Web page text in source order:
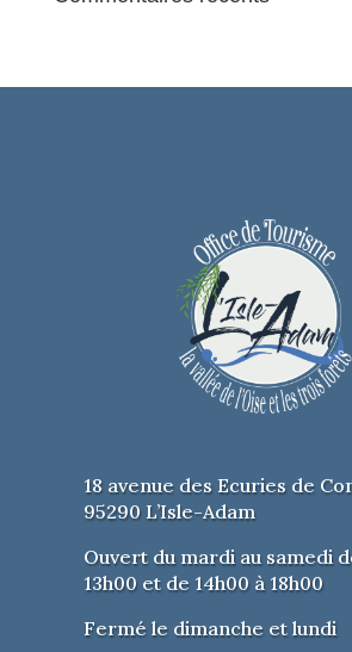
18 avenue des Ecuries de
95290 L’Isle-Adam
Ouvert du mardi au samedi
13h00 et de 14h00 à 18h00
Fermé le dimanche et lundi